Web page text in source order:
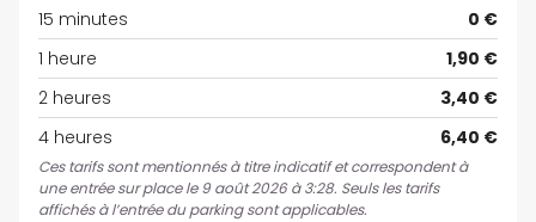
15 minutes
0 €
1 heure
1,90 €
2 heures
3,40 €
4 heures
6,40 €
Ces tarifs sont mentionnés à titre indicatif et correspondent à
une entrée sur place le 9 août 2026 à 3:28. Seuls les tarifs
affichés à l’entrée du parking sont applicables.